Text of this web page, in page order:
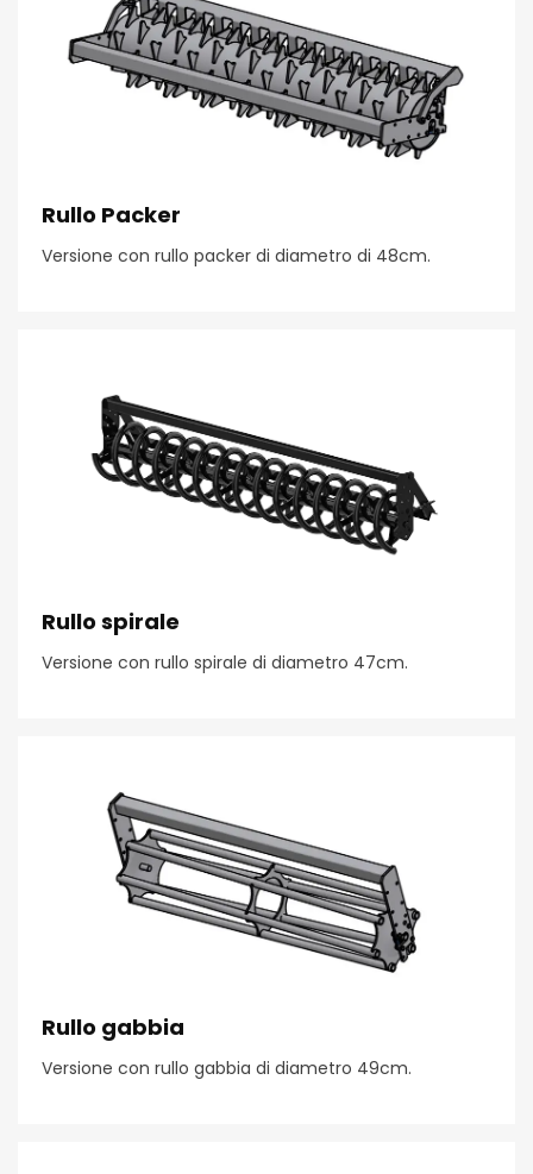
Rullo Packer
Versione con rullo packer di diametro di 48cm.
Rullo spirale
Versione con rullo spirale di diametro 47cm.
Rullo gabbia
Versione con rullo gabbia di diametro 49cm.